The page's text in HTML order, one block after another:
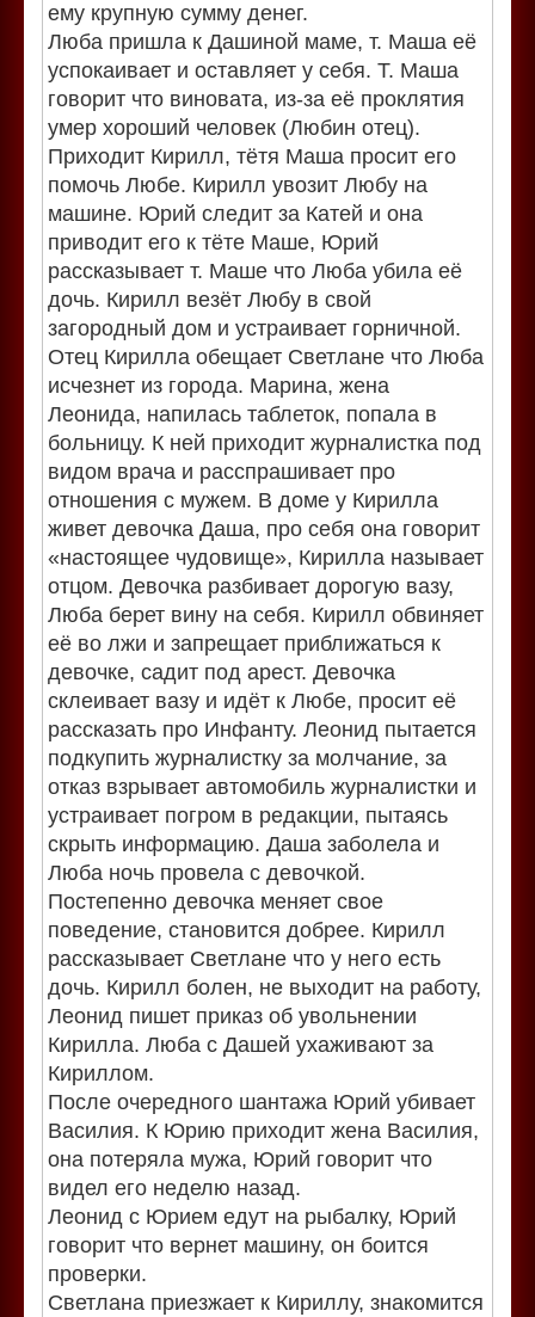
ему крупную сумму денег.
Люба пришла к Дашиной маме, т. Маша её
успокаивает и оставляет у себя. Т. Маша
говорит что виновата, из-за её проклятия
умер хороший человек (Любин отец).
Приходит Кирилл, тётя Маша просит его
помочь Любе. Кирилл увозит Любу на
машине. Юрий следит за Катей и она
приводит его к тёте Маше, Юрий
рассказывает т. Маше что Люба убила её
дочь. Кирилл везёт Любу в свой
загородный дом и устраивает горничной.
Отец Кирилла обещает Светлане что Люба
исчезнет из города. Марина, жена
Леонида, напилась таблеток, попала в
больницу. К ней приходит журналистка под
видом врача и расспрашивает про
отношения с мужем. В доме у Кирилла
живет девочка Даша, про себя она говорит
«настоящее чудовище», Кирилла называет
отцом. Девочка разбивает дорогую вазу,
Люба берет вину на себя. Кирилл обвиняет
её во лжи и запрещает приближаться к
девочке, садит под арест. Девочка
склеивает вазу и идёт к Любе, просит её
рассказать про Инфанту. Леонид пытается
подкупить журналистку за молчание, за
отказ взрывает автомобиль журналистки и
устраивает погром в редакции, пытаясь
скрыть информацию. Даша заболела и
Люба ночь провела с девочкой.
Постепенно девочка меняет свое
поведение, становится добрее. Кирилл
рассказывает Светлане что у него есть
дочь. Кирилл болен, не выходит на работу,
Леонид пишет приказ об увольнении
Кирилла. Люба с Дашей ухаживают за
Кириллом.
После очередного шантажа Юрий убивает
Василия. К Юрию приходит жена Василия,
она потеряла мужа, Юрий говорит что
видел его неделю назад.
Леонид с Юрием едут на рыбалку, Юрий
говорит что вернет машину, он боится
проверки.
Светлана приезжает к Кириллу, знакомится